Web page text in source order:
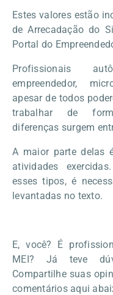
Estes valores estão
de Arrecadação do
Portal do
Profissionais
empreendedor,
apesar de todos
trabalhar de
diferenças surgem
A maior parte delas
atividades
esses tipos, é
levantadas no texto.
E, você? É
MEI? Já teve
Compartilhe suas
comentários aqui